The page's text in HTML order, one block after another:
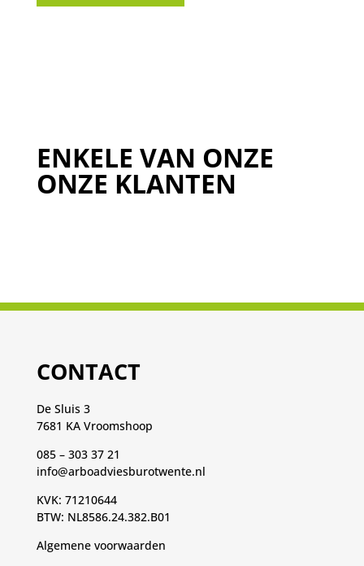
ENKELE VAN ONZE
ONZE KLANTEN
CONTACT
De Sluis 3
7681 KA Vroomshoop
085 – 303 37 21
info@arboadviesburotwente.nl
KVK: 71210644
BTW: NL8586.24.382.B01
Algemene voorwaarden